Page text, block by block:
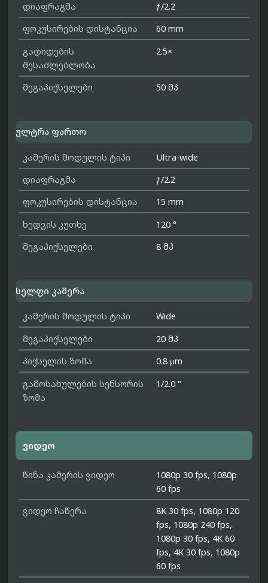
დიაფრაგმა
ƒ/2.2
ფოკუსირების დისტანცია
60 mm
გადიდების
შესაძლებლობა
2.5×
მეგაპიქსელები 50 მპ
ულტრა ფართო
კამერის მოდულის ტიპი
Ultra-wide
დიაფრაგმა
ƒ/2.2
ფოკუსირების დისტანცია
15 mm
ხედვის კუთხე
120 °
მეგაპიქსელები
8 მპ
სელფი კამერა
კამერის მოდულის ტიპი
Wide
მეგაპიქსელები
20 მპ
პიქსელის ზომა
0.8 μm
გამოსახულების სენსორის
ზომა
1/2.0 "
ვიდეო
წინა კამერის ვიდეო
1080p 30 fps, 1080p
60 fps
ვიდეო ჩაწერა
8K 30 fps, 1080p 120
fps, 1080p 240 fps,
1080p 30 fps, 4K 60
fps, 4K 30 fps, 1080p
60 fps